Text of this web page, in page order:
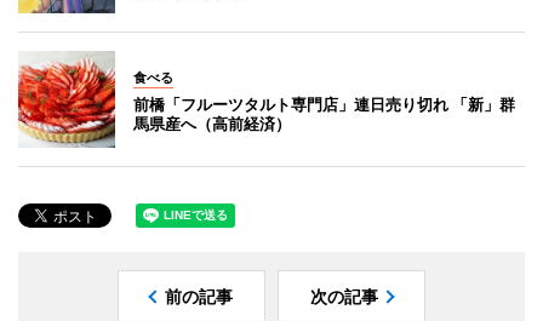
食べる
前橋「フルーツタルト専門店」連日売り切れ 「新」群
馬県産へ（高前経済）
前の記事 次の記事